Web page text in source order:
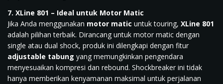
7. XLine 801 – Ideal untuk Motor Matic
Jika Anda menggunakan motor matic untuk touring, XLine 801
adalah pilihan terbaik. Dirancang untuk motor matic dengan
single atau dual shock, produk ini dilengkapi dengan fitur
adjustable tabung yang memungkinkan pengendara
menyesuaikan kompresi dan rebound. Shockbreaker ini tidak
hanya memberikan kenyamanan maksimal untuk perjalanan